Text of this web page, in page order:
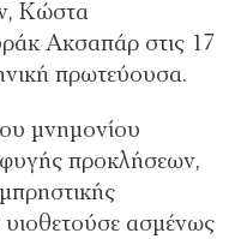
Κώστα
Ακσαπάρ στις 17
πρωτεύουσα.
μνημονίου
προκλήσεων,
ασμένως